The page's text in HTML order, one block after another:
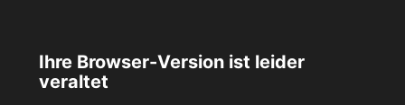
Ihre Browser-Version ist leider
veraltet